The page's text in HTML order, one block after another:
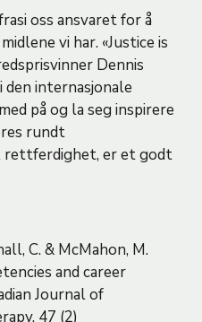
oss ansvaret for å
vi har. «Justice is
Dennis
den internasjonale
på og la seg inspirere
rundt
rettferdighet, er et godt
C. & McMahon, M.
and career
Journal of
47 (2)